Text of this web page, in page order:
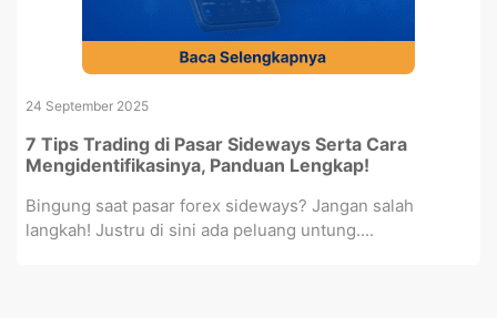
24 September 2025
7 Tips Trading di Pasar Sideways Serta Cara
Mengidentifikasinya, Panduan Lengkap!
Bingung saat pasar forex sideways? Jangan salah
langkah! Justru di sini ada peluang untung....